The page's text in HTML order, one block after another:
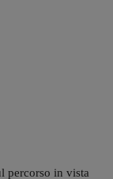
percorso in vista